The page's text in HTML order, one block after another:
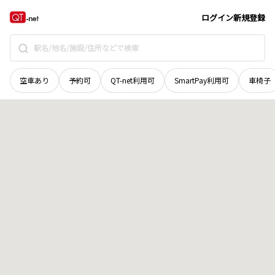
ログイン新規登録
空車あり 予約可 QT-net利用可 SmartPay利用可 車椅子
北海道